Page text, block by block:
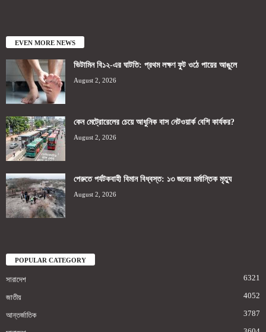
EVEN MORE NEWS
ভিটামিন বি১২-এর ঘাটতি: প্রথম লক্ষণ ফুট ওঠে পায়ের আঙুলে
August 2, 2026
কেন মেট্রোরেলের চেয়ে আধুনিক বাস নেটওয়ার্ক বেশি কার্যকর?
August 2, 2026
পেরুতে পর্যটকবাহী বিমান বিধ্বস্ত: ১৩ জনের মর্মান্তিক মৃত্যু
August 2, 2026
POPULAR CATEGORY
সারাদেশ 6321
জাতীয় 4052
আন্তর্জাতিক 3787